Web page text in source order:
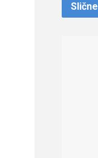
Slične